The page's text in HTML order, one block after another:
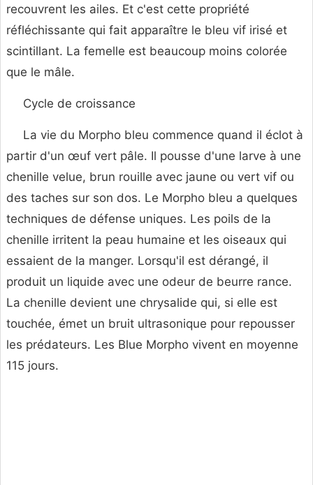
recouvrent les ailes. Et c'est cette propriété
réfléchissante qui fait apparaître le bleu vif irisé et
scintillant. La femelle est beaucoup moins colorée
que le mâle.
Cycle de croissance
La vie du Morpho bleu commence quand il éclot à
partir d'un œuf vert pâle. Il pousse d'une larve à une
chenille velue, brun rouille avec jaune ou vert vif ou
des taches sur son dos. Le Morpho bleu a quelques
techniques de défense uniques. Les poils de la
chenille irritent la peau humaine et les oiseaux qui
essaient de la manger. Lorsqu'il est dérangé, il
produit un liquide avec une odeur de beurre rance.
La chenille devient une chrysalide qui, si elle est
touchée, émet un bruit ultrasonique pour repousser
les prédateurs. Les Blue Morpho vivent en moyenne
115 jours.